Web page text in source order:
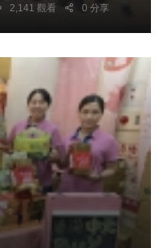
2,141 觀看 0 分享